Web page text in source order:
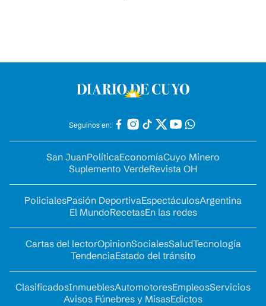
Seguinos en:
San JuanPolíticaEconomíaCuyo Minero
Suplemento VerdeRevista OH
PolicialesPasión DeportivaEspectáculosArgentina
El MundoRecetasEn las redes
Cartas del lectorOpinionSocialesSaludTecnología
TendenciaEstado del tránsito
ClasificadosInmueblesAutomotoresEmpleosServicios
Avisos Fúnebres y MisasEdictos